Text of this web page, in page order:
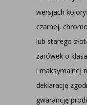
wersjach
czarnej,
lub starego
żarówek o
i maksymalnej
deklarację
gwarancję